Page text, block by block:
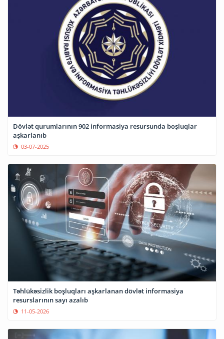
Dövlət qurumlarının 902 informasiya resursunda boşluqlar
aşkarlanıb
03-07-2025
Təhlükəsizlik boşluqları aşkarlanan dövlət informasiya
resurslarının sayı azalıb
11-05-2026